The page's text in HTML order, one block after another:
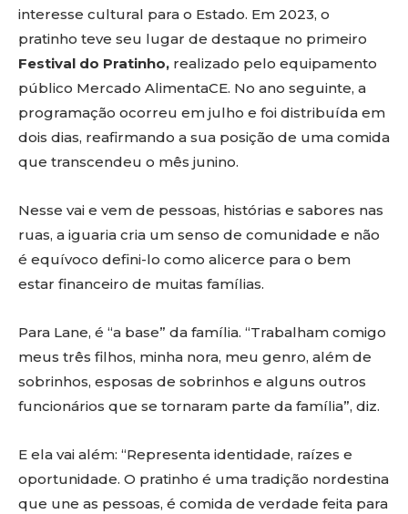
interesse cultural para o Estado. Em 2023, o
pratinho teve seu lugar de destaque no primeiro
Festival do Pratinho, realizado pelo equipamento
público Mercado AlimentaCE. No ano seguinte, a
programação ocorreu em julho e foi distribuída em
dois dias, reafirmando a sua posição de uma comida
que transcendeu o mês junino.
Nesse vai e vem de pessoas, histórias e sabores nas
ruas, a iguaria cria um senso de comunidade e não
é equívoco defini-lo como alicerce para o bem
estar financeiro de muitas famílias.
Para Lane, é “a base” da família. “Trabalham comigo
meus três filhos, minha nora, meu genro, além de
sobrinhos, esposas de sobrinhos e alguns outros
funcionários que se tornaram parte da família”, diz.
E ela vai além: “Representa identidade, raízes e
oportunidade. O pratinho é uma tradição nordestina
que une as pessoas, é comida de verdade feita para